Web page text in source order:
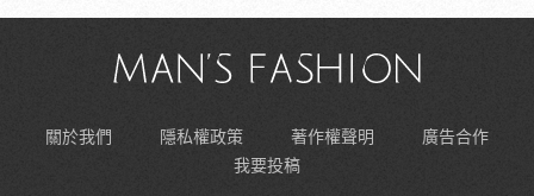
關於我們 隱私權政策 著作權聲明
廣告合作
我要投稿